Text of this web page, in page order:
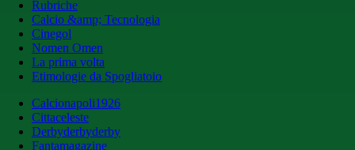
Rubriche
Calcio &amp; Tecnologia
Cinegol
Nomen Omen
La prima volta
Etimologie da Spogliatoio
Calcionapoli1926
Cittaceleste
Derbyderbyderby
Fantamagazine